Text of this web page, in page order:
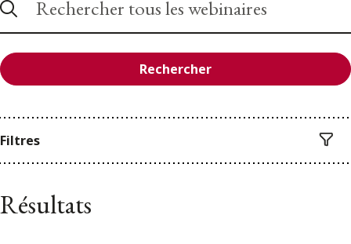
Rechercher
Filtres
Résultats